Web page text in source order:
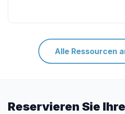
Alle Ressourcen
Reservieren Sie